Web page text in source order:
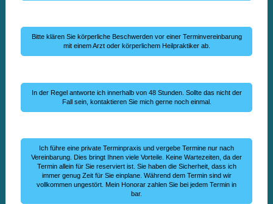
Bitte klären Sie körperliche Beschwerden vor einer Terminvereinbarung
mit einem Arzt oder körperlichem Heilpraktiker ab.
In der Regel antworte ich innerhalb von 48 Stunden. Sollte das nicht der
Fall sein, kontaktieren Sie mich gerne noch einmal.
Ich führe eine private Terminpraxis und vergebe Termine nur nach
Vereinbarung. Dies bringt Ihnen viele Vorteile. Keine Wartezeiten, da der
Termin allein für Sie reserviert ist. Sie haben die Sicherheit, dass ich
immer genug Zeit für Sie einplane. Während dem Termin sind wir
vollkommen ungestört. Mein Honorar zahlen Sie bei jedem Termin in
bar.